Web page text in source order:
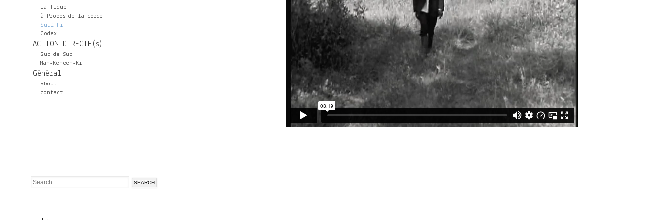
la Tique
à Propos de la corde
Suuf Fi
Codex
ACTION DIRECTE(s)
Sup de Sub
Man-Keneen-Ki
Général
about
contact
Search